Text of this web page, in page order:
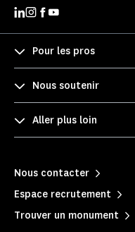
Pour les pros
Nous soutenir
Aller plus loin
Nous contacter
Espace recrutement
Trouver un monument